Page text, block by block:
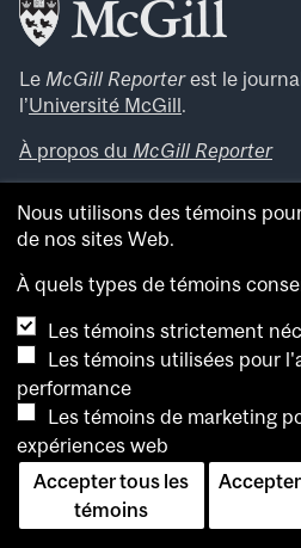
Le McGill Reporterest le
l’Université McGill.
À propos du McGill Reporter
Pour consulter plus de
connaître l’opinion de
presse de McGill . Vous pouvez
archives du McGill Reporter
Nous utilisons des témoins
de nos sites Web.
À quels types de témoins
Les témoins strictement
Les témoins utilisées pour
performance
Les témoins de marketing
expériences web
Accepter tous les
témoins